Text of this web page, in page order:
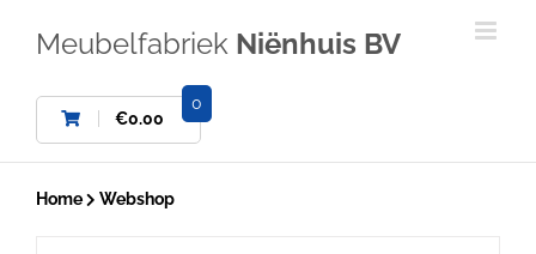
Meubelfabriek Niënhuis BV
€0.00
0
Home Webshop